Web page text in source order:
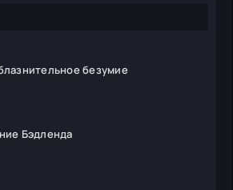
безумие
Бэдленда